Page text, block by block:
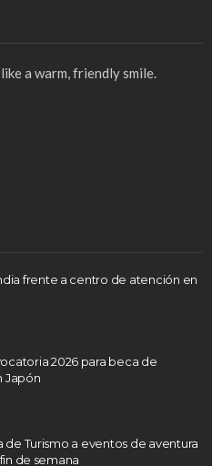
a warm, friendly smile.
frente a centro de atención en
2026 para beca de
Japón
de Turismo a eventos de aventura
de semana